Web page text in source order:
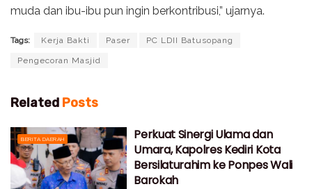
muda dan ibu-ibu pun ingin berkontribusi,” ujarnya.
Tags: Kerja Bakti Paser PC LDII Batusopang
Pengecoran Masjid
Related Posts
BERITA DAERAH
Perkuat Sinergi Ulama dan
Umara, Kapolres Kediri Kota
Bersilaturahim ke Ponpes Wali
Barokah